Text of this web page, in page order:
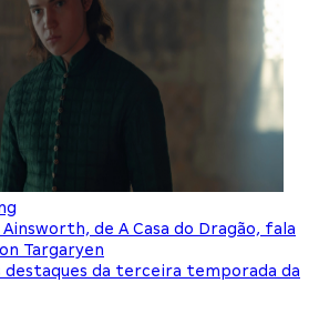
de A Casa do Dragão, fala
Targaryen
destaques da terceira temporada da